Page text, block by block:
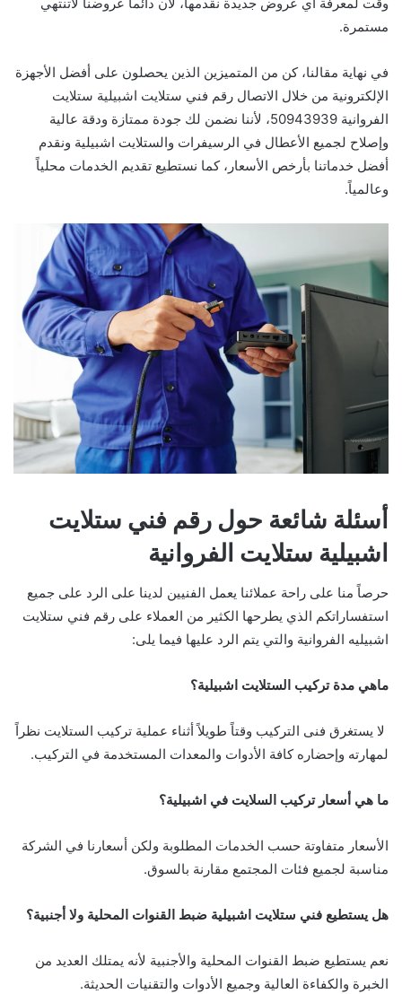
مستمرة.
في نهاية مقالنا، كن من المتميزين الذين يحصلون على أفضل الأجهزة
الإلكترونية من خلال الاتصال رقم فني ستلايت اشبيلية ستلايت
الفروانية 50943939، لأننا نضمن لك جودة ممتازة ودقة عالية
وإصلاح لجميع الأعطال في الرسيفرات والستلايت اشبيلية ونقدم
أفضل خدماتنا بأرخص الأسعار، كما نستطيع تقديم الخدمات محلياً
وعالمياً.
أسئلة شائعة حول رقم فني ستلايت
اشبيلية ستلايت الفروانية
حرصاً منا على راحة عملائنا يعمل الفنيين لدينا على الرد على جميع
استفساراتكم الذي يطرحها الكثير من العملاء على رقم فني ستلايت
اشبيليه الفروانية والتي يتم الرد عليها فيما يلى:
ماهي مدة تركيب الستلايت اشبيلية؟
لا يستغرق فنى التركيب وقتاً طويلاً أثناء عملية تركيب الستلايت نظراً
لمهارته وإحضاره كافة الأدوات والمعدات المستخدمة في التركيب.
ما هي أسعار تركيب السلايت في اشبيلية؟
الأسعار متفاوتة حسب الخدمات المطلوبة ولكن أسعارنا في الشركة
مناسبة لجميع فئات المجتمع مقارنة بالسوق.
هل يستطيع فني ستلايت اشبيلية ضبط القنوات المحلية ولا أجنبية؟
نعم يستطيع ضبط القنوات المحلية والأجنبية لأنه يمتلك العديد من
الخبرة والكفاءة العالية وجميع الأدوات والتقنيات الحديثة.